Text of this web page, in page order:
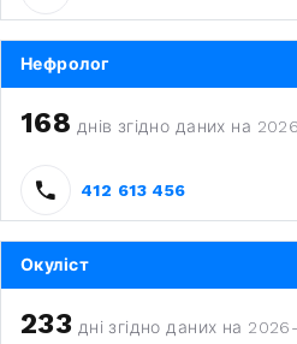
Нефролог
168 днів згідно даних на
412 613 456
Окуліст
233 дні згідно даних на